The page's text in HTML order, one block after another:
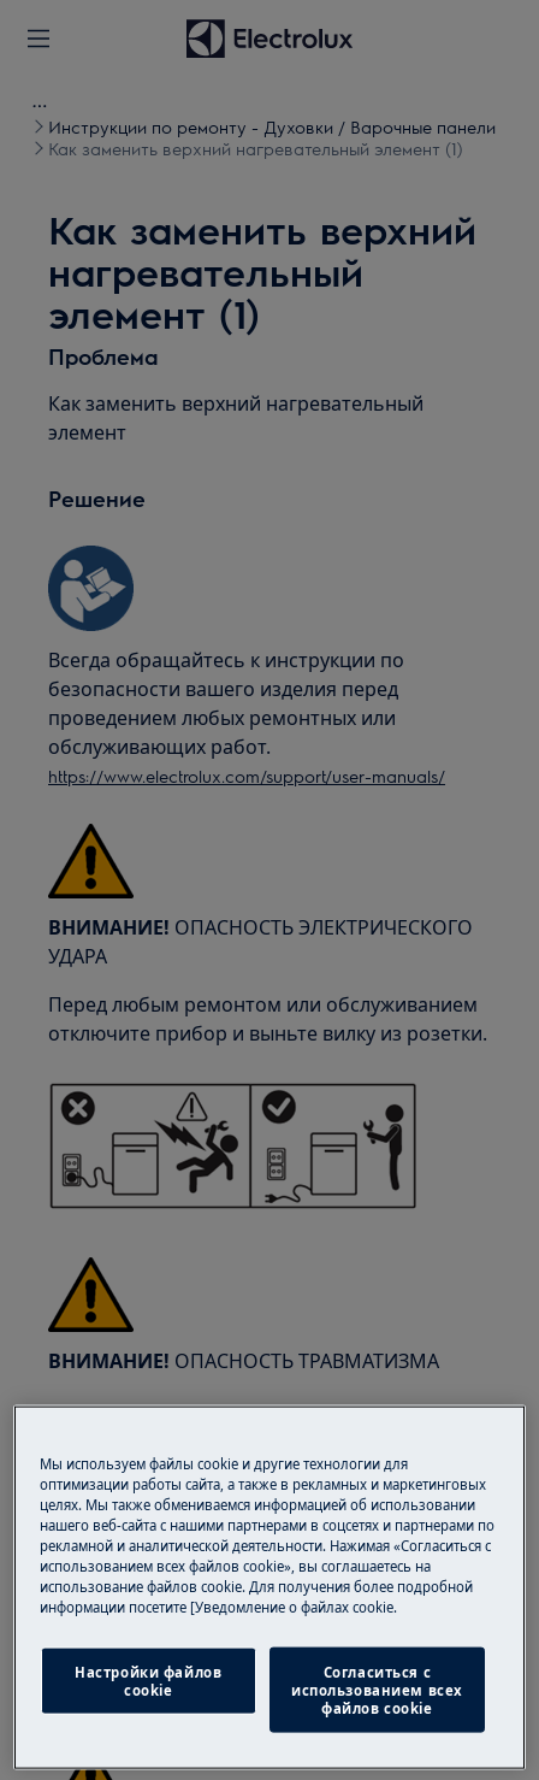
Инструкции по ремонту - Духовки / Варочные панели
Как заменить верхний нагревательный элемент (1)
Как заменить верхний
нагревательный
элемент (1)
Проблема
Как заменить верхний нагревательный
элемент
Решение
Всегда обращайтесь к инструкции по
безопасности вашего изделия перед
проведением любых ремонтных или
обслуживающих работ.
https://www.electrolux.com/support/user-manuals/
ВНИМАНИЕ! ОПАСНОСТЬ ЭЛЕКТРИЧЕСКОГО
УДАРА
Перед любым ремонтом или обслуживанием
отключите прибор и выньте вилку из розетки.
ВНИМАНИЕ! ОПАСНОСТЬ ТРАВМАТИЗМА
Всегда будьте осторожны при перемещении
бытовой техники. Для тяжелой техники
безопаснее, чтобы её перемещали два
человека. Всегда используйте защитные
перчатки, чтобы избежать порезов от острых
Мы используем файлы cookie и другие технологии для
оптимизации работы сайта, а также в рекламных и маркетинговых
целях. Мы также обмениваемся информацией об использовании
нашего веб-сайта с нашими партнерами в соцсетях и партнерами по
рекламной и аналитической деятельности. Нажимая «Согласиться с
использованием всех файлов cookie», вы соглашаетесь на
использование файлов cookie. Для получения более подробной
информации посетите [Уведомление о файлах cookie.
Настройки файлов
cookie
Согласиться с
использованием всех
файлов cookie